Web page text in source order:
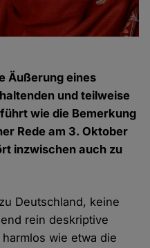
Äußerung eines
und teilweise
wie die Bemerkung
Rede am 3. Oktober
inzwischen auch zu
Deutschland, keine
rein deskriptive
wie etwa die